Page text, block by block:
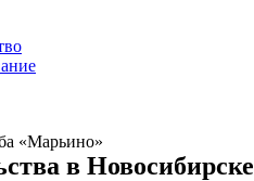
«Марьино»
в Новосибирске